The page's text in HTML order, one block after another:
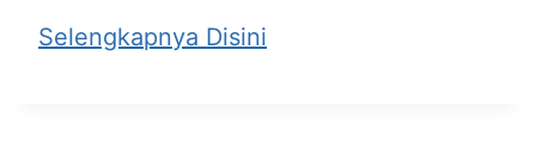
Selengkapnya Disini